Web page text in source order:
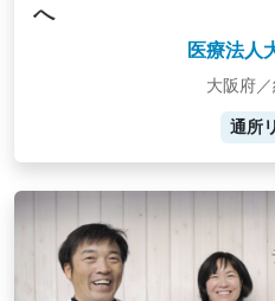
へ
医療法人
大阪府
通所